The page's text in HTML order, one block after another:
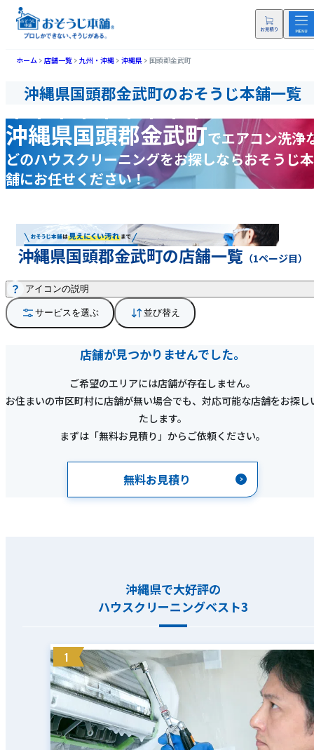
ホーム 店舗一覧 九州・沖縄 沖縄県 国頭郡金武町
沖縄県国頭郡金武町のおそうじ本舗一覧
沖縄県国頭郡金武町でエアコン洗浄
どのハウスクリーニングをお探しならおそうじ本
舗にお任せください！
沖縄県国頭郡金武町の店舗一覧 （1ページ目）
サービスを選ぶ 並び替え
アイコンの説明
店舗が見つかりませんでした。
ご希望のエリアには店舗が存在しません。
お住まいの市区町村に店舗が無い場合でも、対応可能な店舗をお探し
たします。
まずは「無料お見積り」からご依頼ください。
無料お見積り
沖縄県で大好評の
ハウスクリーニングベスト3
1